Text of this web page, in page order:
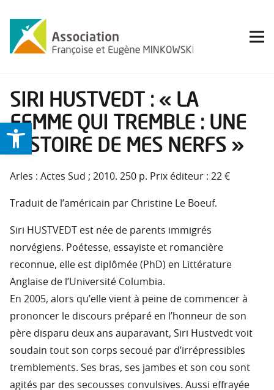
Ouvrir la barre d’outils
SIRI HUSTVEDT : « LA
FEMME QUI TREMBLE : UNE
HISTOIRE DE MES NERFS »
Arles : Actes Sud ; 2010. 250 p. Prix éditeur : 22 €
Traduit de l’américain par Christine Le Boeuf.
Siri HUSTVEDT est née de parents immigrés
norvégiens. Poétesse, essayiste et romancière
reconnue, elle est diplômée (PhD) en Littérature
Anglaise de l’Université Columbia.
En 2005, alors qu’elle vient à peine de commencer à
prononcer le discours préparé en l’honneur de son
père disparu deux ans auparavant, Siri Hustvedt voit
soudain tout son corps secoué par d’irrépressibles
tremblements. Ses bras, ses jambes et son cou sont
agités par des secousses convulsives. Aussi effrayée